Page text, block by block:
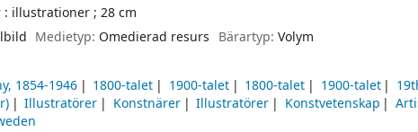
: illustrationer ; 28 cm
Medietyp: Omedierad resurs Bärartyp: Volym
1854-1946 1800-talet 1900-talet 1800-talet 1900-talet
Illustratörer Konstnärer Illustratörer Konstvetenskap